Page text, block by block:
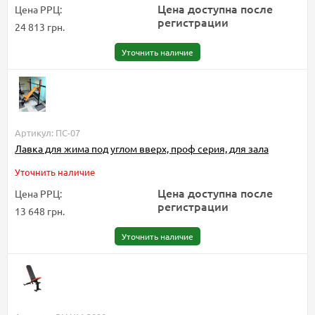
Цена РРЦ:
24 813 грн.
Цена доступна после
регистрации
Уточнить наличие
Артикул: ПС-07
Лавка для жима под углом вверх, проф серия, для зала
Уточнить наличие
Цена РРЦ:
13 648 грн.
Цена доступна после
регистрации
Уточнить наличие